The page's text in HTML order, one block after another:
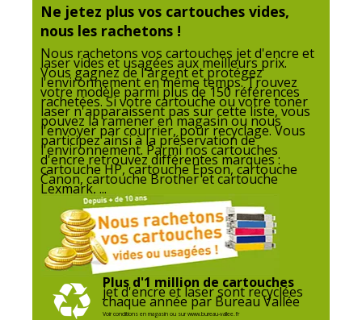
Type de cartouche Compatible UPrint
Données d'identification
Données d'identification
Code barre maitre 3584770907174
Marque UPrint
Référence produit fabricant 25475
Divers
Compatibilité
détaillée du
produit
Epson Expression Home XP-8605
8606 ¦ Epson Expression Home HD
XP-15000 ¦ Epson Expression Photo
Ne jetez plus vos cartouches vides,
nous les rachetons !
Nous rachetons vos cartouches jet d'encre et
laser vides et usagées aux meilleurs prix.
Vous gagnez de l'argent et protégez
l'environnement en même temps. Trouvez
votre modèle parmi plus de 150 références
rachetées. Si votre cartouche ou votre toner
laser n'apparaissent pas sur cette liste, vous
pouvez la ramener en magasin ou nous
l'envoyer par courrier, pour recyclage. Vous
participez ainsi à la préservation de
l'environnement. Parmi nos cartouches
d'encre retrouvez différentes marques :
cartouche HP, cartouche Epson, cartouche
Canon, cartouche Brother et cartouche
Lexmark, ...
Plus d'1 million de cartouches
jet d'encre et laser sont recyclées
chaque année par Bureau Vallée
Voir conditions en magasin ou sur www.bureau-vallee.fr